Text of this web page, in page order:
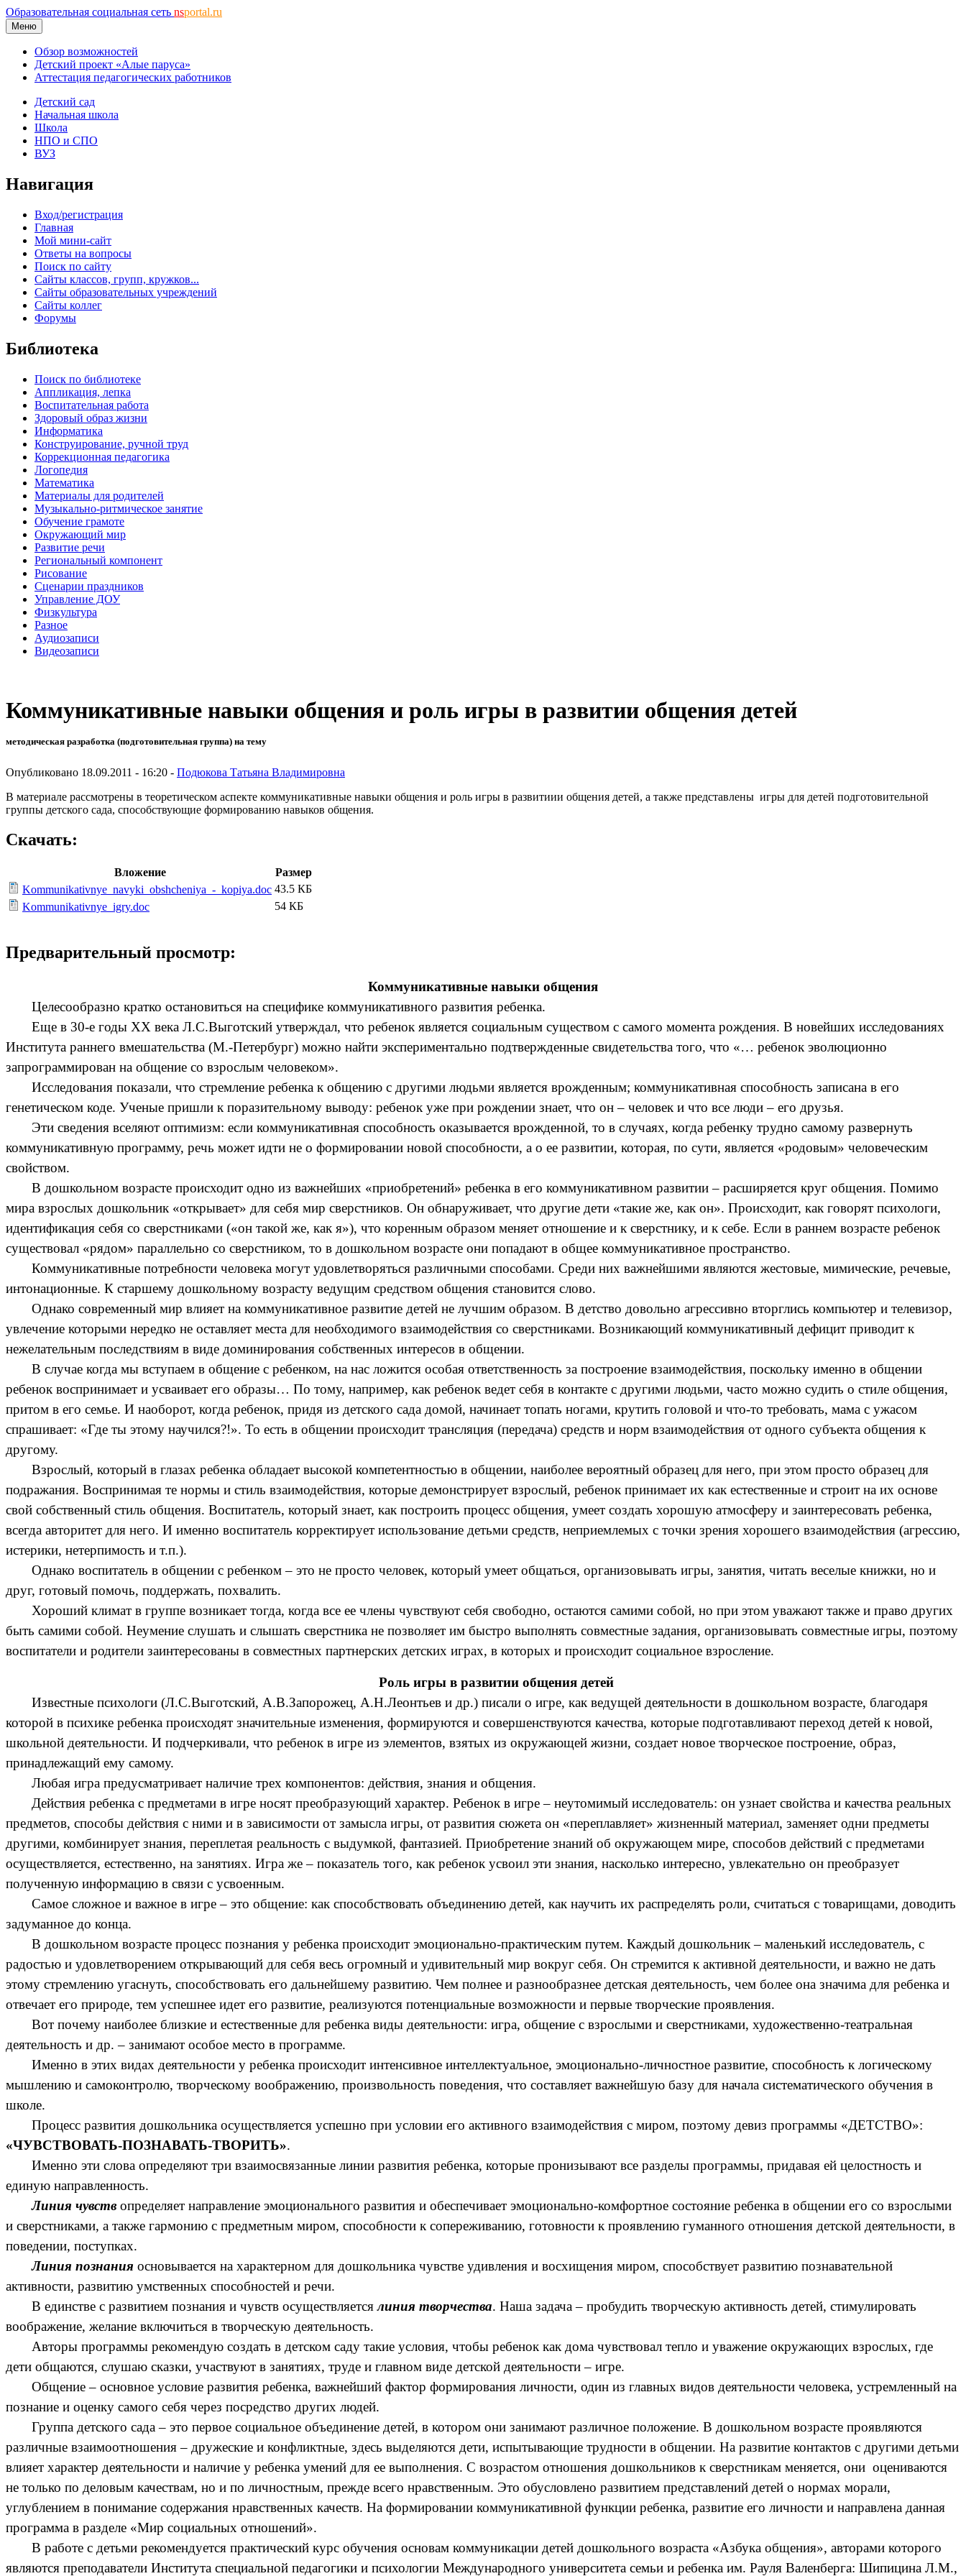
Образовательная социальная сеть nsportal.ru
Меню
Обзор возможностей
Детский проект «Алые паруса»
Аттестация педагогических работников
Детский сад
Начальная школа
Школа
НПО и СПО
ВУЗ
Навигация
Вход/регистрация
Главная
Мой мини-сайт
Ответы на вопросы
Поиск по сайту
Сайты классов, групп, кружков...
Сайты образовательных учреждений
Сайты коллег
Форумы
Библиотека
Поиск по библиотеке
Аппликация, лепка
Воспитательная работа
Здоровый образ жизни
Информатика
Конструирование, ручной труд
Коррекционная педагогика
Логопедия
Математика
Материалы для родителей
Музыкально-ритмическое занятие
Обучение грамоте
Окружающий мир
Развитие речи
Региональный компонент
Рисование
Сценарии праздников
Управление ДОУ
Физкультура
Разное
Аудиозаписи
Видеозаписи
Коммуникативные навыки общения и роль игры в развитии общения детей
методическая разработка (подготовительная группа) на тему
Опубликовано 18.09.2011 - 16:20 - Подюкова Татьяна Владимировна
В материале рассмотрены в теоретическом аспекте коммуникативные навыки общения и роль игры в развитиии общения детей, а также представлены игры для детей подготовительной
группы детского сада, способствующие формированию навыков общения.
Скачать:
Вложение
Размер
Kommunikativnye_navyki_obshcheniya_-_kopiya.doc 43.5 КБ
Kommunikativnye_igry.doc
54 КБ
Предварительный просмотр:
Коммуникативные навыки общения
Целесообразно кратко остановиться на специфике коммуникативного развития ребенка.
Еще в 30-е годы ХХ века Л.С.Выготский утверждал, что ребенок является социальным существом с самого момента рождения. В новейших исследованиях
Института раннего вмешательства (М.-Петербург) можно найти экспериментально подтвержденные свидетельства того, что «… ребенок эволюционно
запрограммирован на общение со взрослым человеком».
Исследования показали, что стремление ребенка к общению с другими людьми является врожденным; коммуникативная способность записана в его
генетическом коде. Ученые пришли к поразительному выводу: ребенок уже при рождении знает, что он – человек и что все люди – его друзья.
Эти сведения вселяют оптимизм: если коммуникативная способность оказывается врожденной, то в случаях, когда ребенку трудно самому развернуть
коммуникативную программу, речь может идти не о формировании новой способности, а о ее развитии, которая, по сути, является «родовым» человеческим
свойством.
В дошкольном возрасте происходит одно из важнейших «приобретений» ребенка в его коммуникативном развитии – расширяется круг общения. Помимо
мира взрослых дошкольник «открывает» для себя мир сверстников. Он обнаруживает, что другие дети «такие же, как он». Происходит, как говорят психологи,
идентификация себя со сверстниками («он такой же, как я»), что коренным образом меняет отношение и к сверстнику, и к себе. Если в раннем возрасте ребенок
существовал «рядом» параллельно со сверстником, то в дошкольном возрасте они попадают в общее коммуникативное пространство.
Коммуникативные потребности человека могут удовлетворяться различными способами. Среди них важнейшими являются жестовые, мимические, речевые,
интонационные. К старшему дошкольному возрасту ведущим средством общения становится слово.
Однако современный мир влияет на коммуникативное развитие детей не лучшим образом. В детство довольно агрессивно вторглись компьютер и телевизор,
увлечение которыми нередко не оставляет места для необходимого взаимодействия со сверстниками. Возникающий коммуникативный дефицит приводит к
нежелательным последствиям в виде доминирования собственных интересов в общении.
В случае когда мы вступаем в общение с ребенком, на нас ложится особая ответственность за построение взаимодействия, поскольку именно в общении
ребенок воспринимает и усваивает его образы… По тому, например, как ребенок ведет себя в контакте с другими людьми, часто можно судить о стиле общения,
притом в его семье. И наоборот, когда ребенок, придя из детского сада домой, начинает топать ногами, крутить головой и что-то требовать, мама с ужасом
спрашивает: «Где ты этому научился?!». То есть в общении происходит трансляция (передача) средств и норм взаимодействия от одного субъекта общения к
другому.
Взрослый, который в глазах ребенка обладает высокой компетентностью в общении, наиболее вероятный образец для него, при этом просто образец для
подражания. Воспринимая те нормы и стиль взаимодействия, которые демонстрирует взрослый, ребенок принимает их как естественные и строит на их основе
свой собственный стиль общения. Воспитатель, который знает, как построить процесс общения, умеет создать хорошую атмосферу и заинтересовать ребенка,
всегда авторитет для него. И именно воспитатель корректирует использование детьми средств, неприемлемых с точки зрения хорошего взаимодействия (агрессию,
истерики, нетерпимость и т.п.).
Однако воспитатель в общении с ребенком – это не просто человек, который умеет общаться, организовывать игры, занятия, читать веселые книжки, но и
друг, готовый помочь, поддержать, похвалить.
Хороший климат в группе возникает тогда, когда все ее члены чувствуют себя свободно, остаются самими собой, но при этом уважают также и право других
быть самими собой. Неумение слушать и слышать сверстника не позволяет им быстро выполнять совместные задания, организовывать совместные игры, поэтому
воспитатели и родители заинтересованы в совместных партнерских детских играх, в которых и происходит социальное взросление.
Роль игры в развитии общения детей
Известные психологи (Л.С.Выготский, А.В.Запорожец, А.Н.Леонтьев и др.) писали о игре, как ведущей деятельности в дошкольном возрасте, благодаря
которой в психике ребенка происходят значительные изменения, формируются и совершенствуются качества, которые подготавливают переход детей к новой,
школьной деятельности. И подчеркивали, что ребенок в игре из элементов, взятых из окружающей жизни, создает новое творческое построение, образ,
принадлежащий ему самому.
Любая игра предусматривает наличие трех компонентов: действия, знания и общения.
Действия ребенка с предметами в игре носят преобразующий характер. Ребенок в игре – неутомимый исследователь: он узнает свойства и качества реальных
предметов, способы действия с ними и в зависимости от замысла игры, от развития сюжета он «переплавляет» жизненный материал, заменяет одни предметы
другими, комбинирует знания, переплетая реальность с выдумкой, фантазией. Приобретение знаний об окружающем мире, способов действий с предметами
осуществляется, естественно, на занятиях. Игра же – показатель того, как ребенок усвоил эти знания, насколько интересно, увлекательно он преобразует
полученную информацию в связи с усвоенным.
Самое сложное и важное в игре – это общение: как способствовать объединению детей, как научить их распределять роли, считаться с товарищами, доводить
задуманное до конца.
В дошкольном возрасте процесс познания у ребенка происходит эмоционально-практическим путем. Каждый дошкольник – маленький исследователь, с
радостью и удовлетворением открывающий для себя весь огромный и удивительный мир вокруг себя. Он стремится к активной деятельности, и важно не дать
этому стремлению угаснуть, способствовать его дальнейшему развитию. Чем полнее и разнообразнее детская деятельность, чем более она значима для ребенка и
отвечает его природе, тем успешнее идет его развитие, реализуются потенциальные возможности и первые творческие проявления.
Вот почему наиболее близкие и естественные для ребенка виды деятельности: игра, общение с взрослыми и сверстниками, художественно-театральная
деятельность и др. – занимают особое место в программе.
Именно в этих видах деятельности у ребенка происходит интенсивное интеллектуальное, эмоционально-личностное развитие, способность к логическому
мышлению и самоконтролю, творческому воображению, произвольность поведения, что составляет важнейшую базу для начала систематического обучения в
школе.
Процесс развития дошкольника осуществляется успешно при условии его активного взаимодействия с миром, поэтому девиз программы «ДЕТСТВО»:
«ЧУВСТВОВАТЬ-ПОЗНАВАТЬ-ТВОРИТЬ».
Именно эти слова определяют три взаимосвязанные линии развития ребенка, которые пронизывают все разделы программы, придавая ей целостность и
единую направленность.
Линия чувств определяет направление эмоционального развития и обеспечивает эмоционально-комфортное состояние ребенка в общении его со взрослыми
и сверстниками, а также гармонию с предметным миром, способности к сопереживанию, готовности к проявлению гуманного отношения детской деятельности, в
поведении, поступках.
Линия познания основывается на характерном для дошкольника чувстве удивления и восхищения миром, способствует развитию познавательной
активности, развитию умственных способностей и речи.
В единстве с развитием познания и чувств осуществляетсялиния творчества. Наша задача – пробудить творческую активность детей, стимулировать
воображение, желание включиться в творческую деятельность.
Авторы программы рекомендую создать в детском саду такие условия, чтобы ребенок как дома чувствовал тепло и уважение окружающих взрослых, где
дети общаются, слушаю сказки, участвуют в занятиях, труде и главном виде детской деятельности – игре.
Общение – основное условие развития ребенка, важнейший фактор формирования личности, один из главных видов деятельности человека, устремленный на
познание и оценку самого себя через посредство других людей.
Группа детского сада – это первое социальное объединение детей, в котором они занимают различное положение. В дошкольном возрасте проявляются
различные взаимоотношения – дружеские и конфликтные, здесь выделяются дети, испытывающие трудности в общении. На развитие контактов с другими детьми
влияет характер деятельности и наличие у ребенка умений для ее выполнения. С возрастом отношения дошкольников к сверстникам меняется, они оцениваются
не только по деловым качествам, но и по личностным, прежде всего нравственным. Это обусловлено развитием представлений детей о нормах морали,
углублением в понимание содержания нравственных качеств. На формировании коммуникативной функции ребенка, развитие его личности и направлена данная
программа в разделе «Мир социальных отношений».
В работе с детьми рекомендуется практический курс обучения основам коммуникации детей дошкольного возраста «Азбука общения», авторами которого
являются преподаватели Института специальной педагогики и психологии Международного университета семьи и ребенка им. Рауля Валенберга: Шипицина Л.М.,